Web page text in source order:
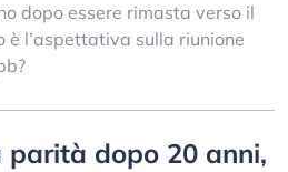
dopo essere rimasta verso il
l’aspettativa sulla riunione
parità dopo 20 anni,